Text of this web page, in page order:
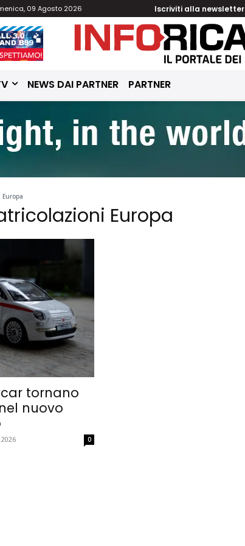
09 Agosto 2026 Iscriviti alla newsletter
NEWS DAI PARTNER PARTNER
Europa
tornano
nuovo
0